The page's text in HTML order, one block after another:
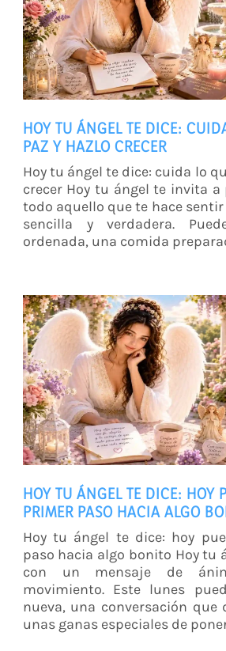
HOY TU ÁNGEL TE DICE:
PAZ Y HAZLO CRECER
Hoy tu ángel te dice: cuida lo
crecer Hoy tu ángel te invita
todo aquello que te hace
sencilla y verdadera.
ordenada, una comida
HOY TU ÁNGEL TE DICE: HOY
PRIMER PASO HACIA ALGO
Hoy tu ángel te dice: hoy
paso hacia algo bonito Hoy tu
con un mensaje de
movimiento. Este lunes
nueva, una conversación que
unas ganas especiales de